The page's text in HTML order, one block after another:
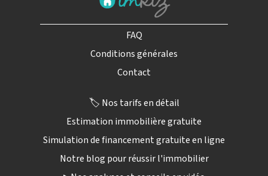
FAQ
Conditions générales
Contact
🏷️ Nos tarifs en détail
Estimation immobilière gratuite
Simulation de financement gratuite en ligne
Notre blog pour réussir l'immobilier